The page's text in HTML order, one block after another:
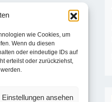
wie Cookies, um
Wenn du diesen
oder eindeutige IDs auf
erteilst oder zurückziehst,
Einstellungen ansehen